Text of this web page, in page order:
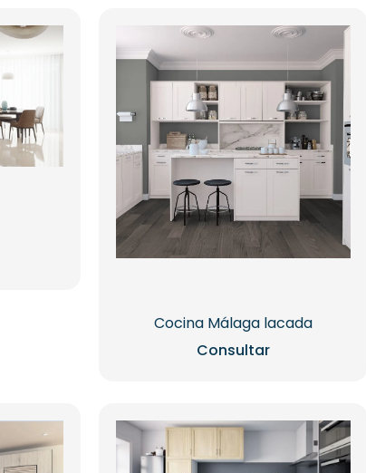
Cocina Málaga lacada
Consultar